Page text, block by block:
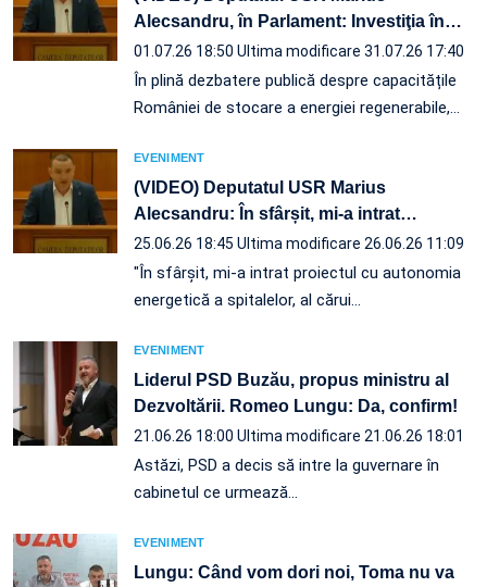
Alecsandru, în Parlament: Investiţia în…
01.07.26 18:50 Ultima modificare 31.07.26 17:40
În plină dezbatere publică despre capacitățile
României de stocare a energiei regenerabile,…
EVENIMENT
(VIDEO) Deputatul USR Marius
Alecsandru: În sfârșit, mi-a intrat…
25.06.26 18:45 Ultima modificare 26.06.26 11:09
"În sfârșit, mi-a intrat proiectul cu autonomia
energetică a spitalelor, al cărui…
EVENIMENT
Liderul PSD Buzău, propus ministru al
Dezvoltării. Romeo Lungu: Da, confirm!
21.06.26 18:00 Ultima modificare 21.06.26 18:01
Astăzi, PSD a decis să intre la guvernare în
cabinetul ce urmează…
EVENIMENT
Lungu: Când vom dori noi, Toma nu va